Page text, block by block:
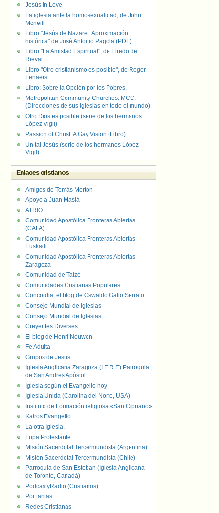
Jesús in Love
La iglesia ante la homosexualidad, de John
Mcneill
Libro "Jesús de Nazaret. Aproximación
histórica" de José Antonio Pagola (PDF)
Libro "La Amistad Espiritual", de Elredo de
Rieval.
Libro "Otro cristianismo es posible", de Roger
Lenaers
Libro: Sobre la Opción por los Pobres.
Metropolitan Community Churches. MCC.
(Direcciones de sus iglesias en todo el mundo)
Otro Dios es posible (serie de los hermanos
López Vigil)
Passion of Christ: A Gay Vision (Libro)
Un tal Jesús (serie de los hermanos López
Vigil)
Enlaces cristianos
Amigos de Tomás Merton
Apoyo a Juan Masiá
ATRIO
Comunidad Apostólica Fronteras Abiertas
(CAFA)
Comunidad Apostólica Fronteras Abiertas
Euskadi
Comunidad Apostólica Fronteras Abiertas
Zaragoza
Comunidad de Taizé
Comunidades Cristianas Populares
Concordia, el blog de Oswaldo Gallo Serrato
Consejo Mundial de Iglesias
Consejo Mundial de Iglesias
Creyentes Diverses
El blog de Henri Nouwen
Fe Adulta
Grupos de Jesús
Iglesia Anglicana Zaragoza (I.E.R.E) Parroquia
de San Andres Apóstol
Iglesia según el Evangelio hoy
Iglesia Unida (Carolina del Norte, USA)
Instituto de Formación religiosa «San Cipriano»
Kairos Evangelio
La otra Iglesia.
Lupa Protestante
Misión Sacerdotal Tercermundista (Argentina)
Misión Sacerdotal Tercermundista (Chile)
Parroquia de San Esteban (Iglesia Anglicana
de Toronto, Canadá)
PodcastyRadio (Cristianos)
Por tantas
Redes Cristianas